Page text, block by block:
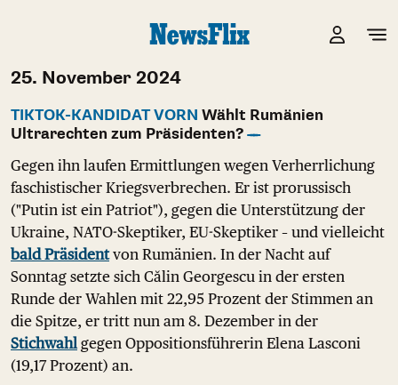
25. November 2024
TIKTOK-KANDIDAT VORN Wählt Rumänien
Ultrarechten zum Präsidenten?
Gegen ihn laufen Ermittlungen wegen Verherrlichung
faschistischer Kriegsverbrechen. Er ist prorussisch
("Putin ist ein Patriot"), gegen die Unterstützung der
Ukraine, NATO-Skeptiker, EU-Skeptiker – und vielleicht
bald Präsidentvon Rumänien. In der Nacht auf
Sonntag setzte sich Călin Georgescu in der ersten
Runde der Wahlen mit 22,95 Prozent der Stimmen an
die Spitze, er tritt nun am 8. Dezember in der
Stichwahlgegen Oppositionsführerin Elena Lasconi
(19,17 Prozent) an.